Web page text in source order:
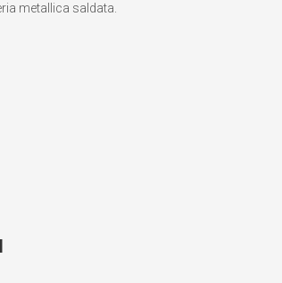
metallica saldata.